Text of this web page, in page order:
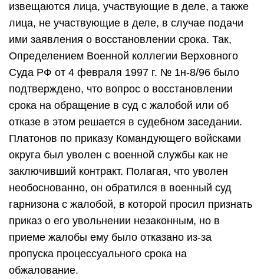
извещаются лица, участвующие в деле, а также
лица, не участвующие в деле, в случае подачи
ими заявления о восстановлении срока. Так,
Определением Военной коллегии Верховного
Суда РФ от 4 февраля 1997 г. № 1н-8/96 было
подтверждено, что вопрос о восстановлении
срока на обращение в суд с жалобой или об
отказе в этом решается в судебном заседании.
Платонов по приказу Командующего войсками
округа был уволен с военной службы как не
заключивший контракт. Полагая, что уволен
необоснованно, он обратился в военный суд
гарнизона с жалобой, в которой просил признать
приказ о его увольнении незаконным, но в
приеме жалобы ему было отказано из-за
пропуска процессуального срока на
обжалование.